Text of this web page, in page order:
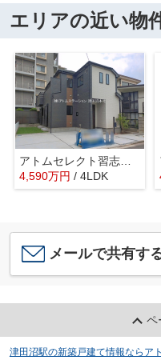
エリアの近い物
アトムセレクト習志野市東習志野3丁目176番A号棟
4,590万円 / 4LDK
メールで共有す
ペ
津田沼駅の新築戸建て情報ならア